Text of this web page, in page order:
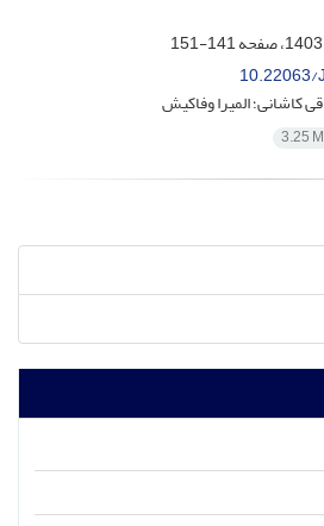
141-151
10.22063/
کاشانی؛ المیرا وفاکیش
3.25 M